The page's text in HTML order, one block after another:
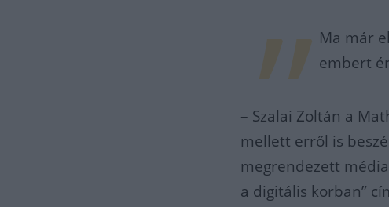
Ma már
embert
– Szalai Zoltán a
mellett erről is
megrendezett
a digitális korban”